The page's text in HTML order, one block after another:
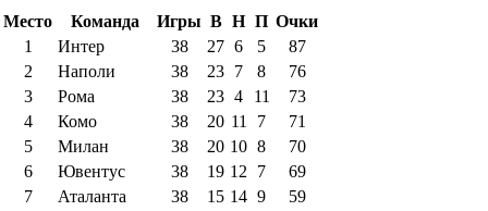
Место Команда Игры В Н П Очки
1
Интер 38 27 6 5
87
2
Наполи 38 23 7 8
76
3
Рома 38 23 4 11
73
4
Комо 38 20 11 7
71
5
Милан 38 20 10 8
70
6
Ювентус 38 19 12 7
69
7
Аталанта 38 15 14 9
59